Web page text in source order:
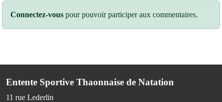
Connectez-vous pour pouvoir participer aux commentaires.
Entente Sportive Thaonnaise de Natation
11 rue Lederlin